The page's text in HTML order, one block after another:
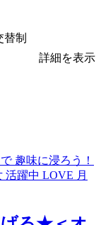
制
詳細を表示